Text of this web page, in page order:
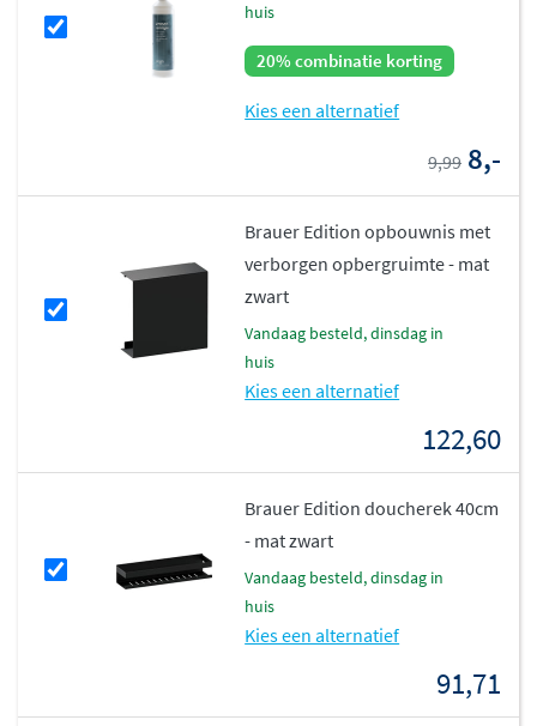
huis
20% combinatie korting
Kies een alternatief
9,99 8,-
Brauer Edition opbouwnis met
verborgen opbergruimte - mat
zwart
vandaag besteld, dinsdag in
huis
Kies een alternatief
122,60
Brauer Edition doucherek 40cm
- mat zwart
vandaag besteld, dinsdag in
huis
Kies een alternatief
91,71